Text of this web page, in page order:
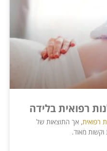
רפואית בלידה
רפואית, אך התוצאות של
וקשות מאוד.